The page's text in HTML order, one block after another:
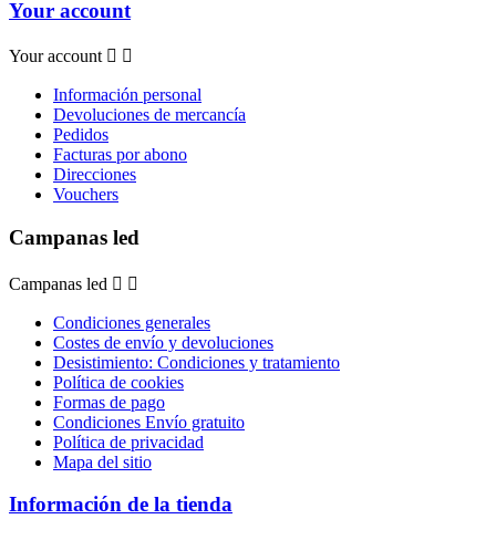
Your account
Your account  
Información personal
Devoluciones de mercancía
Pedidos
Facturas por abono
Direcciones
Vouchers
Campanas led
Campanas led  
Condiciones generales
Costes de envío y devoluciones
Desistimiento: Condiciones y tratamiento
Política de cookies
Formas de pago
Condiciones Envío gratuito
Política de privacidad
Mapa del sitio
Información de la tienda